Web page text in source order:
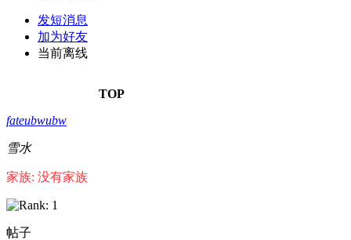
发短消息
加为好友
当前离线
TOP
fateubwubw
雪水
家族: 没有家族
帖子